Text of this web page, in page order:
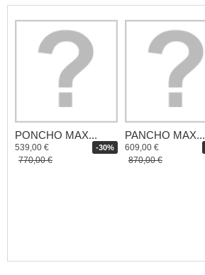
PONCHO MAX...
539,00 € -30%
770,00 €
PANCHO MAX...
609,00 €
870,00 €